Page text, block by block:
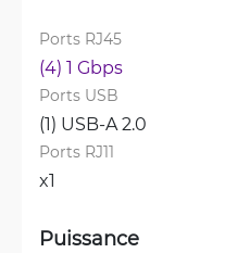
Ports RJ45
(4) 1 Gbps
Ports USB
(1) USB-A 2.0
Ports RJ11
x1
Puissance